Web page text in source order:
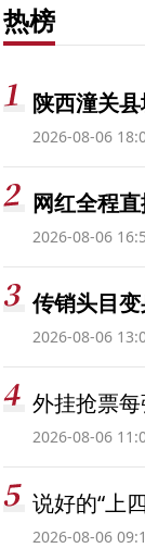
热榜
陕西潼关
2026-08-06
网红全程直
2026-08-06
传销头目
2026-08-06
外挂抢票
2026-08-06
说好的“上
2026-08-06